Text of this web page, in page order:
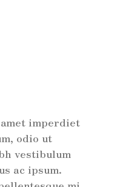
imperdiet
odio ut
vestibulum
ac ipsum.